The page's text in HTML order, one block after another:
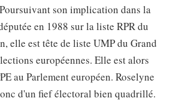
son implication dans la
en 1988 sur la liste RPR du
elle est tête de liste UMP du Grand
européennes. Elle est alors
au Parlement européen. Roselyne
d'un fief électoral bien quadrillé.